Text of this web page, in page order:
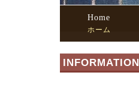
Home
ホーム
INFORMATION